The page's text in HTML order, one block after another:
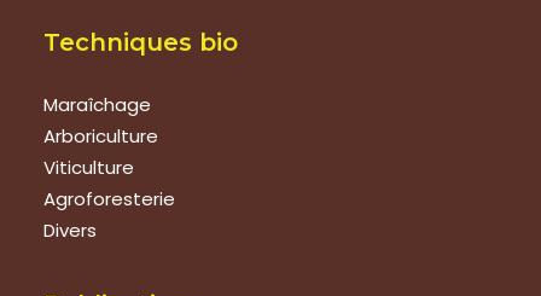
Techniques bio
Maraîchage
Arboriculture
Viticulture
Agroforesterie
Divers